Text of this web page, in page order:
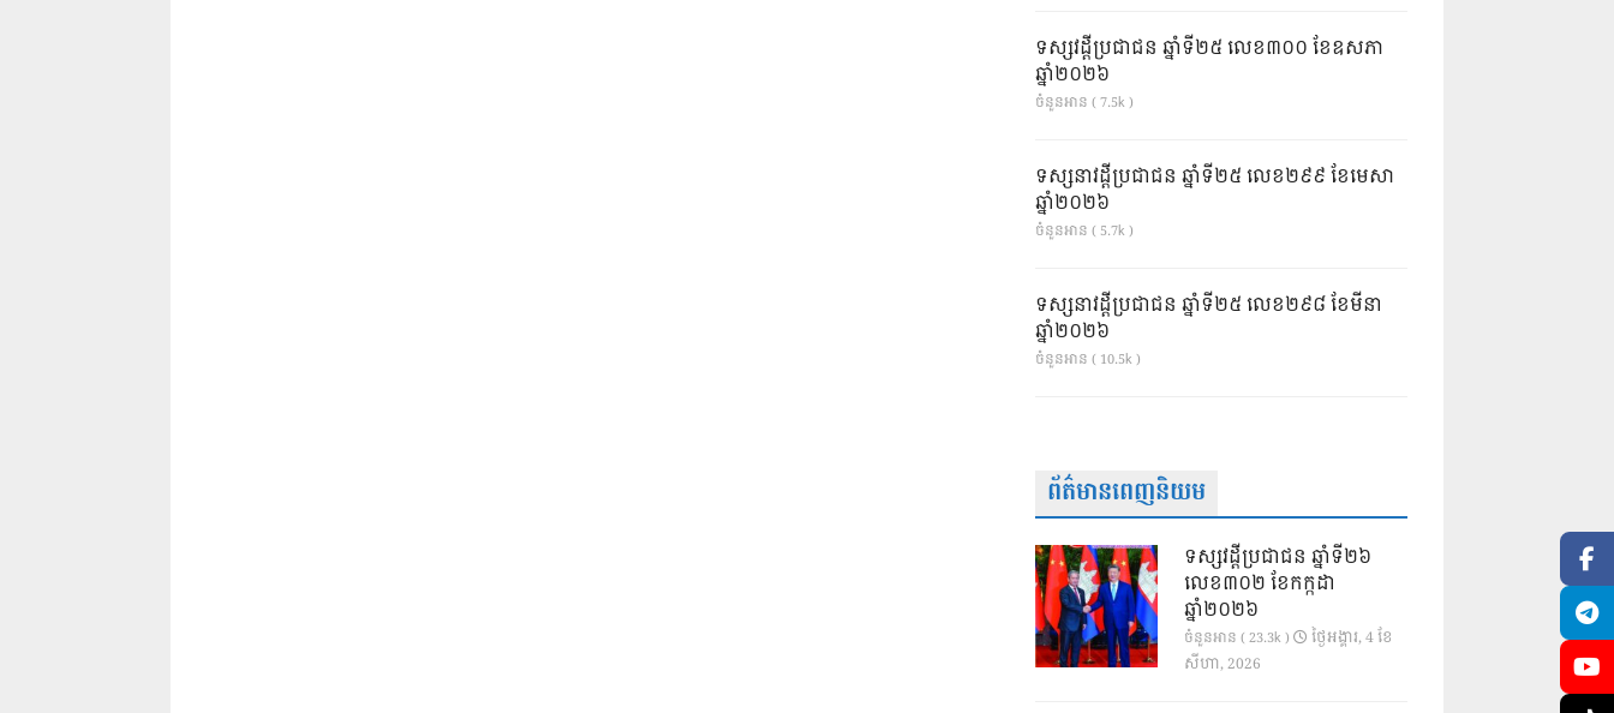
ទស្សវដ្តីប្រជាជន ឆ្នាំទី២៥ លេខ៣០០ ខែឧសភា
ឆ្នាំ២០២៦
ចំនួនអាន ( 7.5k )
ទស្សនាវដ្ដីប្រជាជន ឆ្នាំទី២៥ លេខ២៩៩ ខែមេសា
ឆ្នាំ២០២៦
ចំនួនអាន ( 5.7k )
ទស្សនាវដ្ដីប្រជាជន ឆ្នាំទី២៥ លេខ២៩៨ ខែមីនា
ឆ្នាំ២០២៦
ចំនួនអាន ( 10.5k )
ព័ត៌មានពេញនិយម
ទស្សវដ្តីប្រជាជន ឆ្នាំទី២៦
លេខ៣០២ ខែកក្កដា
ឆ្នាំ២០២៦
ចំនួនអាន ( 23.3k )
ថ្ងៃ​អង្គារ, 4 ខែ​
សីហា, 2026